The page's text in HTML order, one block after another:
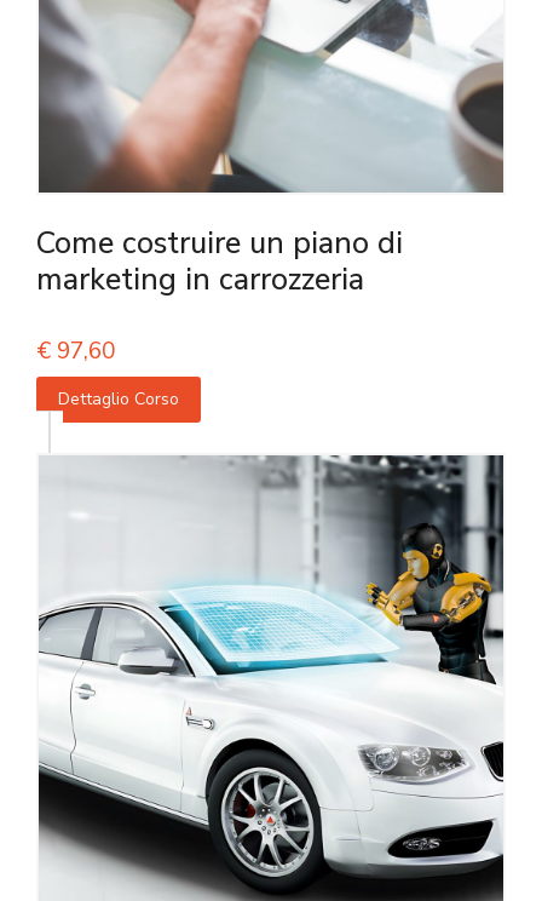
Come costruire un piano di
marketing in carrozzeria
€ 97,60
Dettaglio Corso